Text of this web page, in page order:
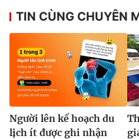
TIN CÙNG CHUYÊN
Người lên kế hoạch du
lịch ít được ghi nhận